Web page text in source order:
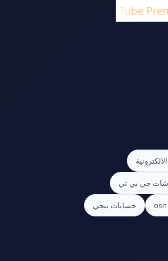
شات جي بي تي
حسابات ببجي